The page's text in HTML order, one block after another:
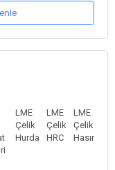
LME
Çelik
Hurda
LME
Çelik
HRC
LME
Çelik
Hasır